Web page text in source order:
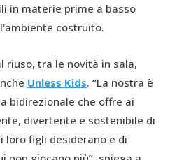
in materie prime a basso
costruito.
riuso, tra le novità in sala,
Unless Kids. “La nostra è
bidirezionale che offre ai
divertente e sostenibile di
loro figli desiderano e di